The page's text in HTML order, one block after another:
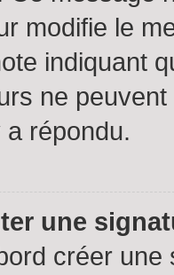
modifie le
indiquant
ne
a répondu.
une
créer